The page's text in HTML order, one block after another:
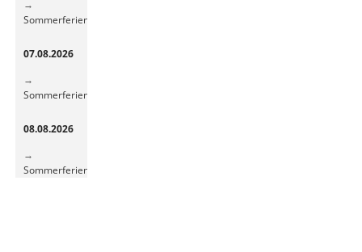
Sommerferien
07.08.2026
Sommerferien
08.08.2026
Sommerferien